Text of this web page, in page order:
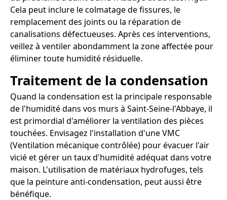
Cela peut inclure le colmatage de fissures, le
remplacement des joints ou la réparation de
canalisations défectueuses. Après ces interventions,
veillez à ventiler abondamment la zone affectée pour
éliminer toute humidité résiduelle.
Traitement de la condensation
Quand la condensation est la principale responsable
de l'humidité dans vos murs à Saint-Seine-l'Abbaye, il
est primordial d'améliorer la ventilation des pièces
touchées. Envisagez l'installation d'une VMC
(Ventilation mécanique contrôlée) pour évacuer l'air
vicié et gérer un taux d'humidité adéquat dans votre
maison. L'utilisation de matériaux hydrofuges, tels
que la peinture anti-condensation, peut aussi être
bénéfique.